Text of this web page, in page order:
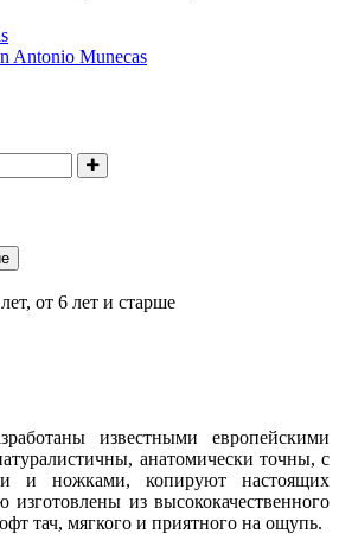
Antonio Munecas
от 6 лет и старше
известными европейскими
анатомически точны, с
и ножками, копируют настоящих
изготовлены из высококачественного
тач, мягкого и приятного на ощупь.